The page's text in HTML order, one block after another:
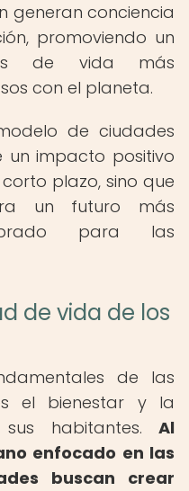
generan conciencia
promoviendo un
de vida más
con el planeta.
de ciudades
un impacto positivo
plazo, sino que
un futuro más
para las
de vida de los
de las
el bienestar y la
habitantes. Al
enfocado en las
buscan crear